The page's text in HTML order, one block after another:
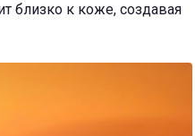
близко к коже, создавая